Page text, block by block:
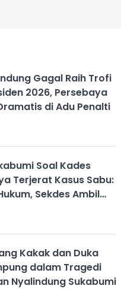
Gagal Raih Trofi
2026, Persebaya
di Adu Penalti
Soal Kades
Terjerat Kasus Sabu:
Sekdes Ambil
Kakak dan Duka
dalam Tragedi
Nyalindung Sukabumi